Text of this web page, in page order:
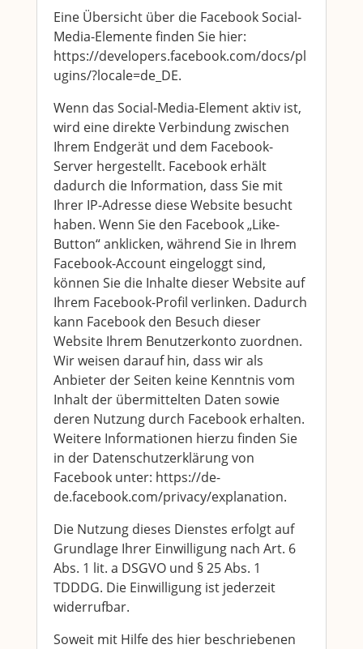
Eine Übersicht über die Facebook Social-
Media-Elemente finden Sie hier:
https://developers.facebook.com/docs/pl
ugins/?locale=de_DE.
Wenn das Social-Media-Element aktiv ist,
wird eine direkte Verbindung zwischen
Ihrem Endgerät und dem Facebook-
Server hergestellt. Facebook erhält
dadurch die Information, dass Sie mit
Ihrer IP-Adresse diese Website besucht
haben. Wenn Sie den Facebook „Like-
Button“ anklicken, während Sie in Ihrem
Facebook-Account eingeloggt sind,
können Sie die Inhalte dieser Website auf
Ihrem Facebook-Profil verlinken. Dadurch
kann Facebook den Besuch dieser
Website Ihrem Benutzerkonto zuordnen.
Wir weisen darauf hin, dass wir als
Anbieter der Seiten keine Kenntnis vom
Inhalt der übermittelten Daten sowie
deren Nutzung durch Facebook erhalten.
Weitere Informationen hierzu finden Sie
in der Datenschutzerklärung von
Facebook unter: https://de-
de.facebook.com/privacy/explanation.
Die Nutzung dieses Dienstes erfolgt auf
Grundlage Ihrer Einwilligung nach Art. 6
Abs. 1 lit. a DSGVO und § 25 Abs. 1
TDDDG. Die Einwilligung ist jederzeit
widerrufbar.
Soweit mit Hilfe des hier beschriebenen